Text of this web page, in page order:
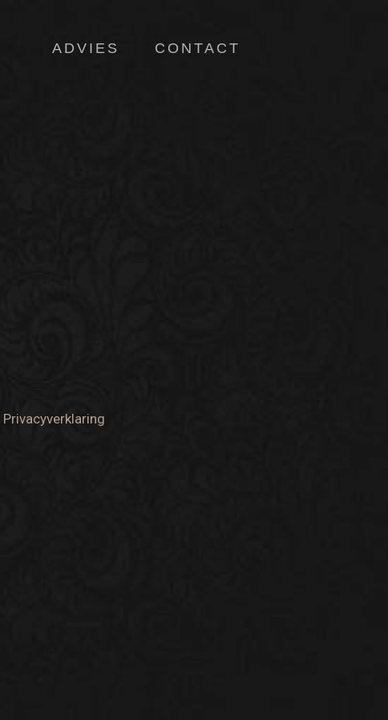
ADVIES CONTACT
Privacyverklaring